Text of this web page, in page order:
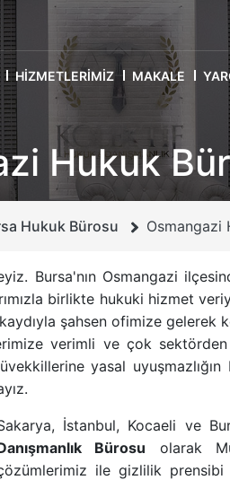
HIZMETLERIMIZ MAKALE
Hukuk
Hukuk Bürosu Osmangazi
Bursa'nın Osmangazi
birlikte hukuki hizmet
şahsen ofimize
verimli ve çok
yasal
İstanbul, Kocaeli ve
Bürosu olarak
ile gizlilik prensibi